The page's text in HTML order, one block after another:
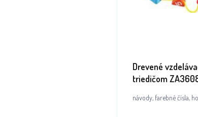
Drevené
triedičom
návody, farebné čísla,